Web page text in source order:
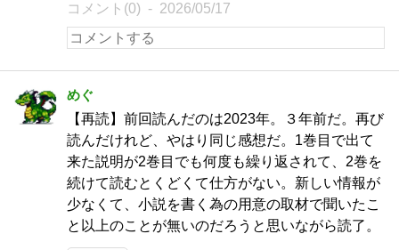
コメント(0) 2026/05/17
めぐ
【再読】前回読んだのは2023年。３年前だ。再び
読んだけれど、やはり同じ感想だ。1巻目で出て
来た説明が2巻目でも何度も繰り返されて、2巻を
続けて読むとくどくて仕方がない。新しい情報が
少なくて、小説を書く為の用意の取材で聞いたこ
と以上のことが無いのだろうと思いながら読了。